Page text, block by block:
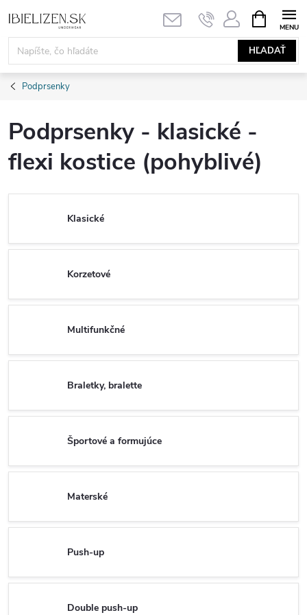
na
obsah
HĽADAŤ
KOŠÍK
Podprsenky
Podprsenky - klasické -
flexi kostice (pohyblivé)
Klasické
Korzetové
Multifunkčné
Braletky, bralette
Športové a formujúce
Materské
Push-up
Double push-up